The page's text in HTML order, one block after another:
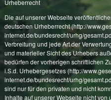
Urheberrecht
Die auf unserer Webseite
deutschen Urheberrecht (http://
internet.de/bundesrecht/urhg/
Verbreitung und jede Art der
und materieller Sicht des Urhebers
bedürfen der vorherigen schriftlichen
i.S.d. Urhebergesetzes (http://
internet.de/bundesrecht/urhg/
sind nur für den privaten und nicht
Inhalte auf unserer Webseite nicht von